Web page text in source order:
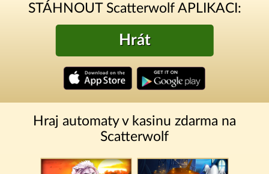
STÁHNOUT Scatterwolf APLIKACI:
Hrát
Hraj automaty v kasinu zdarma na
Scatterwolf